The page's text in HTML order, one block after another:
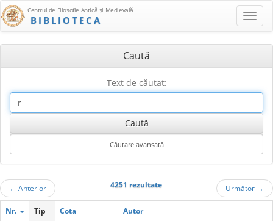
Centrul de Filosofie Antică şi Medievală
BIBLIOTECA
Caută
Text de căutat:
← Anterior 4251 rezultate Următor →
Nr. Tip Cota Autor